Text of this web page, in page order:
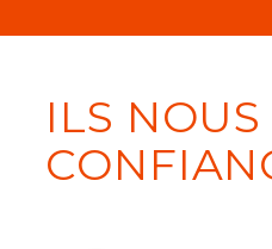
ILS